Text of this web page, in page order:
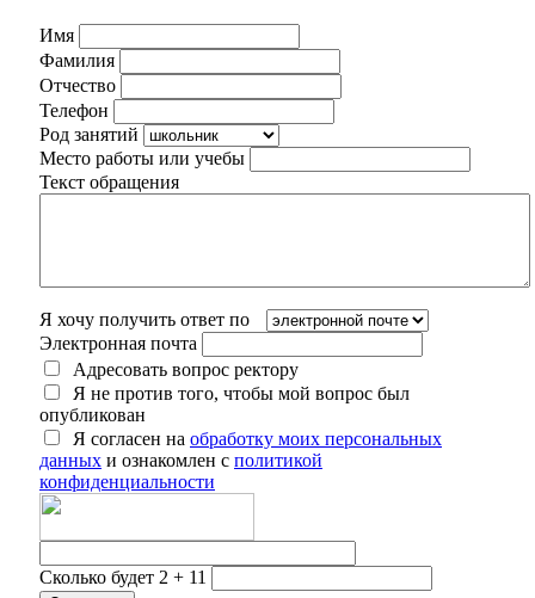
Имя
Фамилия
Отчество
Телефон
Род занятий
Место работы или учебы
Текст обращения
Я хочу получить ответ по
Электронная почта
Адресовать вопрос ректору
Я не против того, чтобы мой вопрос был
опубликован
Я согласен на обработку моих персональных
данных и ознакомлен с политикой
конфиденциальности
Сколько будет 2 + 11